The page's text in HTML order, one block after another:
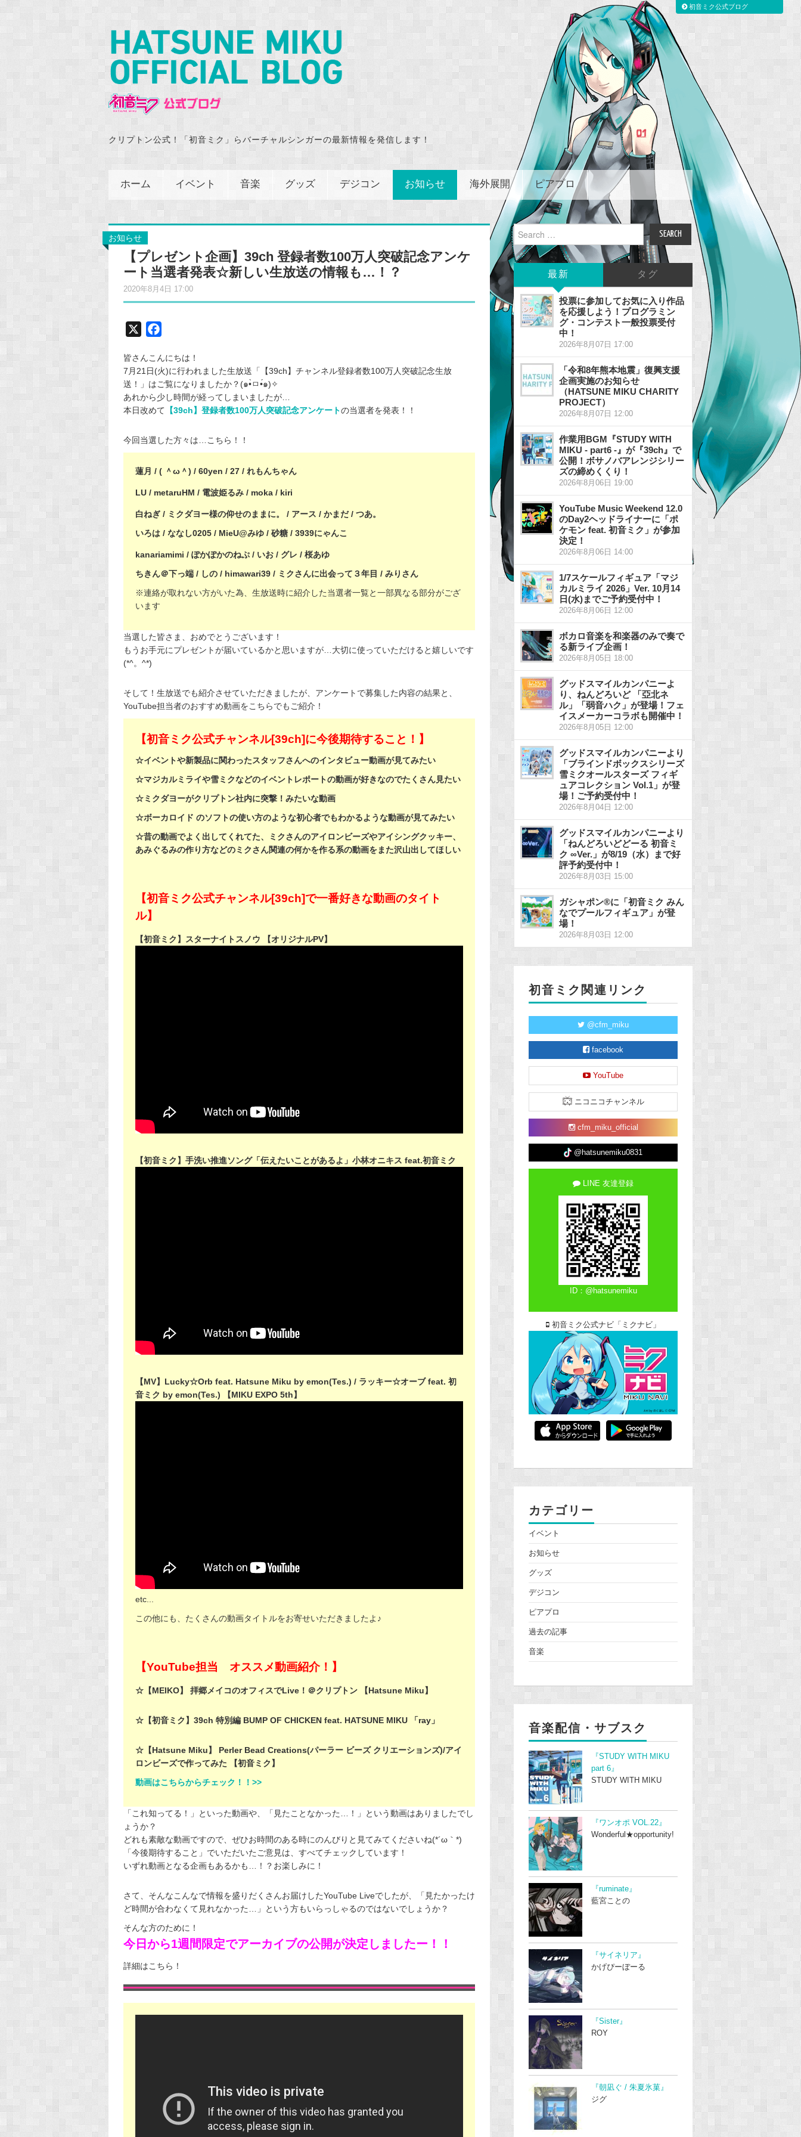
クリプトン公式！「初音ミク」らバーチャルシンガーの最新情報を発信します！
ホーム イベント 音楽 グッズ デジコン お知らせ 海外展開 ピアプロ
お知らせ
【プレゼント企画】39ch 登録者数100万人突破記念アンケ
ート当選者発表☆新しい生放送の情報も…！？
2020年8月4日 17:00
c
e
b
o
k
皆さんこんにちは！
7月21日(火)に行われました生放送「【39ch】チャンネル登録者数100万人突破記念生放
送！」はご覧になりましたか？(๑•̀ㅁ•́๑)✧
あれから少し時間が経ってしまいましたが…
本日改めて 【39ch】登録者数100万人突破記念アンケートの当選者を発表！！
今回当選した方々は…こちら！！
蓮月 / ( ＾ω＾) / 60yen / 27 / れもんちゃん
LU / metaruHM / 電波姫るみ / moka / kiri
白ねぎ / ミクダヨー様の仰せのままに。 / アース / かまだ / つあ。
いろは / ななし0205 / MieU@みゆ / 砂糖 / 3939にゃんこ
kanariamimi / ぽかぽかのねぷ / いお / グレ / 桜あゆ
ちきん＠下っ端 / しの / himawari39 / ミクさんに出会って３年目 / みりさん
※連絡が取れない方がいた為、生放送時に紹介した当選者一覧と一部異なる部分がござ
います
当選した皆さま、おめでとうございます！
もうお手元にプレゼントが届いているかと思いますが…大切に使っていただけると嬉しいです
(*^。^*)
そして！生放送でも紹介させていただきましたが、アンケートで募集した内容の結果と、
YouTube担当者のおすすめ動画をこちらでもご紹介！
【初音ミク公式チャンネル[39ch]に今後期待すること！】
☆イベントや新製品に関わったスタッフさんへのインタビュー動画が見てみたい
☆マジカルミライや雪ミクなどのイベントレポートの動画が好きなのでたくさん見たい
☆ミクダヨーがクリプトン社内に突撃！みたいな動画
☆ボーカロイド のソフトの使い方のような初心者でもわかるような動画が見てみたい
☆昔の動画でよく出してくれてた、ミクさんのアイロンビーズやアイシングクッキー、
あみぐるみの作り方などのミクさん関連の何かを作る系の動画をまた沢山出してほしい
【初音ミク公式チャンネル[39ch]で一番好きな動画のタイト
ル】
【初音ミク】スターナイトスノウ 【オリジナルPV】
【初音ミク】手洗い推進ソング「伝えたいことがあるよ」小林オニキス feat.初音ミク
【MV】Lucky☆Orb feat. Hatsune Miku by emon(Tes.) / ラッキー☆オーブ feat. 初
音ミク by emon(Tes.) 【MIKU EXPO 5th】
etc...
この他にも、たくさんの動画タイトルをお寄せいただきましたよ♪
【YouTube担当 オススメ動画紹介！】
☆【MEIKO】 拝郷メイコのオフィスでLive！＠クリプトン 【Hatsune Miku】
☆【初音ミク】39ch 特別編 BUMP OF CHICKEN feat. HATSUNE MIKU 「ray」
☆【Hatsune Miku】 Perler Bead Creations(パーラー ビーズ クリエーションズ)/アイ
ロンビーズで作ってみた 【初音ミク】
動画はこちらからチェック！！>>
「これ知ってる！」といった動画や、「見たことなかった…！」という動画はありましたでし
ょうか？
どれも素敵な動画ですので、ぜひお時間のある時にのんびりと見てみてくださいね(*´ω｀*)
「今後期待すること」でいただいたご意見は、すべてチェックしています！
いずれ動画となる企画もあるかも…！？お楽しみに！
さて、そんなこんなで情報を盛りだくさんお届けしたYouTube Liveでしたが、「見たかったけ
ど時間が合わなくて見れなかった…」という方もいらっしゃるのではないでしょうか？
そんな方のために！
今日から1週間限定でアーカイブの公開が決定しましたー！！
詳細はこちら！
Search
for:
最新 タグ
投票に参加してお気に入り作品
を応援しよう！プログラミン
グ・コンテスト一般投票受付
中！
2026年8月07日 17:00
「令和8年熊本地震」復興支援
企画実施のお知らせ
（HATSUNE MIKU CHARITY
PROJECT）
2026年8月07日 12:00
作業用BGM『STUDY WITH
MIKU - part6 -』が『39ch』で
公開！ボサノバアレンジシリー
ズの締めくくり！
2026年8月06日 19:00
YouTube Music Weekend 12.0
のDay2ヘッドライナーに「ポ
ケモン feat. 初音ミク」が参加
決定！
2026年8月06日 14:00
1/7スケールフィギュア「マジ
カルミライ 2026」Ver. 10月14
日(水)までご予約受付中！
2026年8月06日 12:00
ボカロ音楽を和楽器のみで奏で
る新ライブ企画！
2026年8月05日 18:00
グッドスマイルカンパニーよ
り、ねんどろいど 「亞北ネ
ル」「弱音ハク」が登場！フェ
イスメーカーコラボも開催中！
2026年8月05日 12:00
グッドスマイルカンパニーより
「ブラインドボックスシリーズ
雪ミクオールスターズ フィギ
ュアコレクション Vol.1」が登
場！ご予約受付中！
2026年8月04日 12:00
グッドスマイルカンパニーより
「ねんどろいどどーる 初音ミ
ク ∞Ver.」が8/19（水）まで好
評予約受付中！
2026年8月03日 15:00
ガシャポン®に「初音ミク みん
なでプールフィギュア」が登
場！
2026年8月03日 12:00
初音ミク関連リンク
@cfm_miku
facebook
YouTube
ニコニコチャンネル
cfm_miku_official
@hatsunemiku0831
LINE 友達登録
ID：@hatsunemiku
初音ミク公式ナビ「ミクナビ」
カテゴリー
イベント
お知らせ
グッズ
デジコン
ピアプロ
過去の記事
音楽
音楽配信・サブスク
『STUDY WITH MIKU
part 6』
STUDY WITH MIKU
『ワンオポ VOL.22』
Wonderful★opportunity!
『ruminate』
藍宮ことの
『サイネリア』
かげぴーぼーる
『Sister』
ROY
『朝凪ぐ / 朱夏氷菓』
ジグ
初音ミク公式ブログ